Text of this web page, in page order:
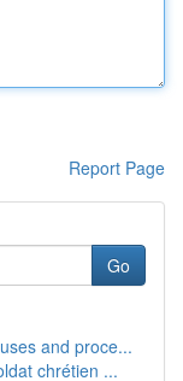
Report Page
Go
and proce...
chrétien ...